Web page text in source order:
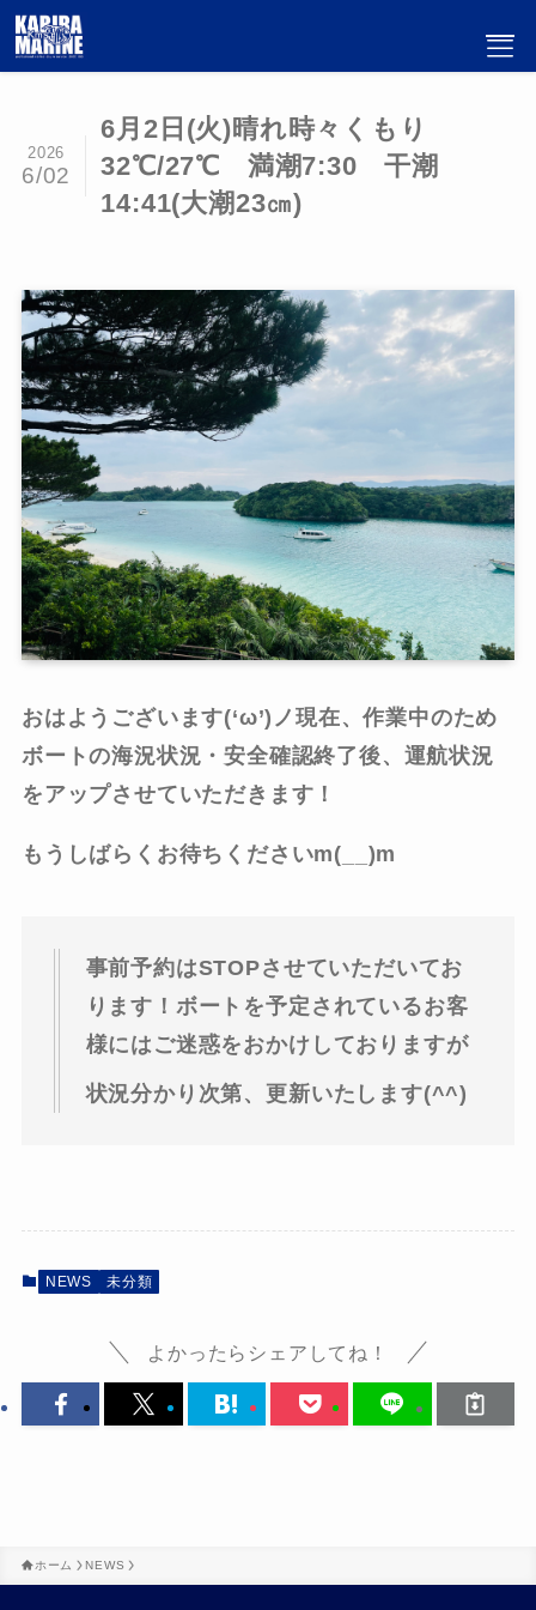
6月2日(火)晴れ時々くもり
32℃/27℃ 満潮7:30 干潮
14:41(大潮23㎝)
2026
6/02
おはようございます(‘ω’)ノ現在、作業中のため
ボートの海況状況・安全確認終了後、運航状況
をアップさせていただきます！
もうしばらくお待ちくださいm(__)m
事前予約はSTOPさせていただいてお
ります！ボートを予定されているお客
様にはご迷惑をおかけしておりますが
状況分かり次第、更新いたします(^^)
NEWS 未分類
よかったらシェアしてね！
ホーム NEWS